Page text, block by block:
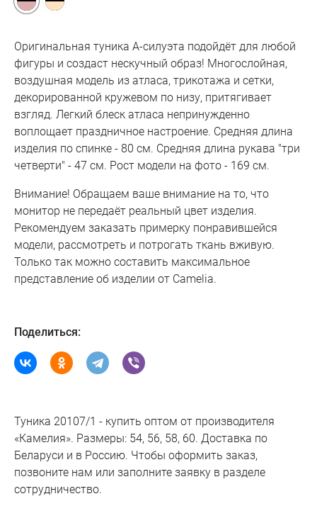
Оригинальная туника А-силуэта подойдёт для любой
фигуры и создаст нескучный образ! Многослойная,
воздушная модель из атласа, трикотажа и сетки,
декорированной кружевом по низу, притягивает
взгляд. Легкий блеск атласа непринужденно
воплощает праздничное настроение. Средняя длина
изделия по спинке - 80 см. Средняя длина рукава "три
четверти" - 47 см. Рост модели на фото - 169 см.
Внимание! Обращаем ваше внимание на то, что
монитор не передаёт реальный цвет изделия.
Рекомендуем заказать примерку понравившейся
модели, рассмотреть и потрогать ткань вживую.
Только так можно составить максимальное
представление об изделии от Camelia.
Поделиться:
Туника 20107/1 - купить оптом от производителя
«Камелия». Размеры: 54, 56, 58, 60. Доставка по
Беларуси и в Россию. Чтобы оформить заказ,
позвоните нам или заполните заявку в разделе
сотрудничество.